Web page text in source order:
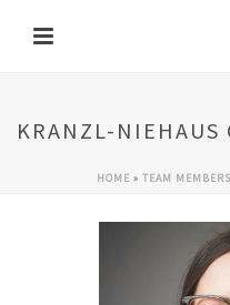
KRANZL-NIEHAUS
HOME» TEAM MEMBERS